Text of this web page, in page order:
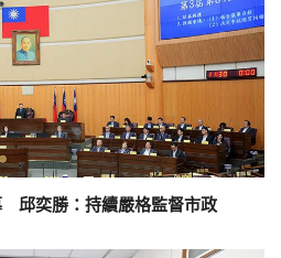
邱奕勝：持續嚴格監督市政